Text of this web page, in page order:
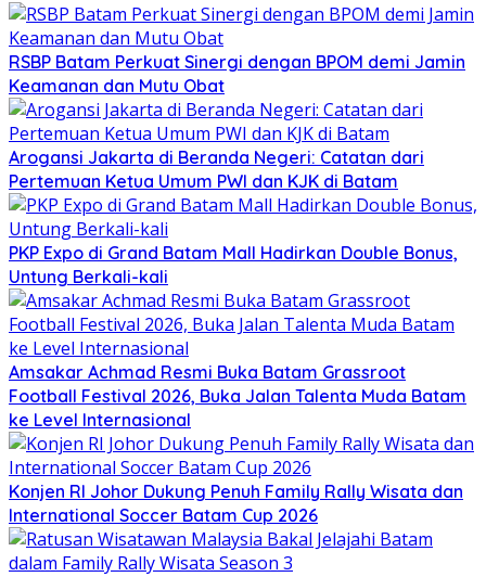
RSBP Batam Perkuat Sinergi dengan BPOM demi Jamin
Keamanan dan Mutu Obat
Arogansi Jakarta di Beranda Negeri: Catatan dari
Pertemuan Ketua Umum PWI dan KJK di Batam
PKP Expo di Grand Batam Mall Hadirkan Double Bonus,
Untung Berkali-kali
Amsakar Achmad Resmi Buka Batam Grassroot
Football Festival 2026, Buka Jalan Talenta Muda Batam
ke Level Internasional
Konjen RI Johor Dukung Penuh Family Rally Wisata dan
International Soccer Batam Cup 2026